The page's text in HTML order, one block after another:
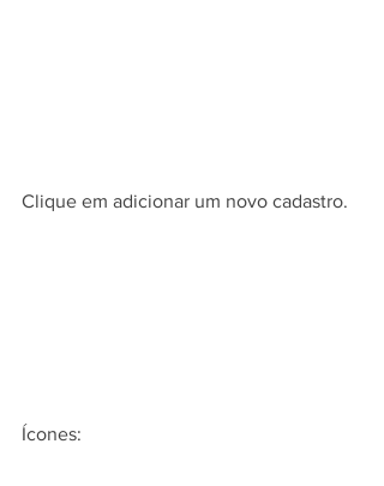
Clique em adicionar um novo cadastro.
Ícones: